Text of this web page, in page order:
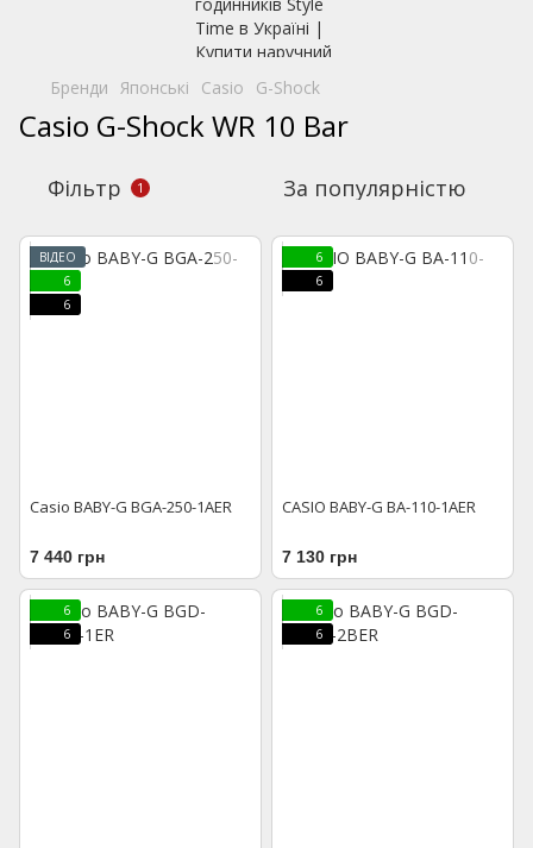
Бренди Японські Casio G-Shock
Casio G-Shock WR 10 Bar
Фільтр 1 За популярністю
ВІДЕО
6
6
Casio BABY-G BGA-250-1AER
7 440 грн
6
6
CASIO BABY-G BA-110-1AER
7 130 грн
6
6
6
6